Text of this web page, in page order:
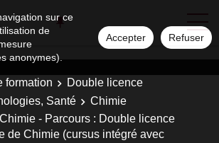
sur ce
de
anonymes).
Accepter Refuser
formation
Double licence
Santé
Chimie
- Parcours : Double licence
de Chimie (cursus intégré avec